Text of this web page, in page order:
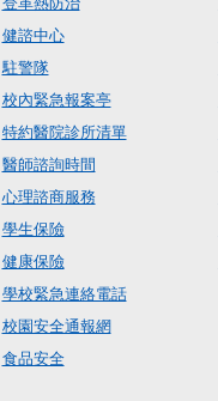
健諮中心
駐警隊
校內緊急報案亭
特約醫院診所清單
醫師諮詢時間
心理諮商服務
學生保險
健康保險
學校緊急連絡電話
校園安全通報網
食品安全